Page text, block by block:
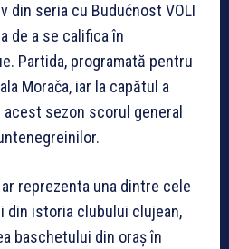
din seria cu Budućnost VOLI
de a se califica în
Partida, programată pentru
Morača, iar la capătul a
sezon scorul general
reprezenta una dintre cele
din istoria clubului clujean,
baschetului din oraș în